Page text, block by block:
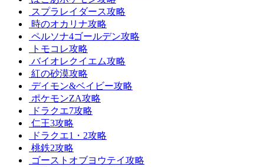
スプラレイダース攻略
時のオカリナ攻略
ペルソナ4ゴールデン攻略
トモコレ攻略
バイオレクイエム攻略
紅の砂漠攻略
デイモン&ベイビー攻略
ポケモンZA攻略
ドラクエ7攻略
仁王3攻略
ドラクエ1・2攻略
桃鉄2攻略
ゴーストオブヨウテイ攻略